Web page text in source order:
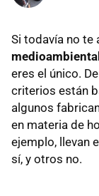
Si todavía no te
eres el único.
criterios están
algunos
en materia de
ejemplo, llevan
sí, y otros no.